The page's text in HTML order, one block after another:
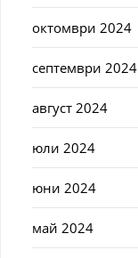
октомври 2024
септември 2024
август 2024
юли 2024
юни 2024
май 2024